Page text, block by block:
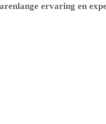
ervaring en